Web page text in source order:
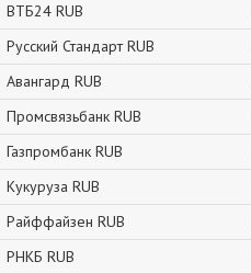
ВТБ24 RUB
Русский Стандарт RUB
Авангард RUB
Промсвязьбанк RUB
Газпромбанк RUB
Кукуруза RUB
Райффайзен RUB
РНКБ RUB